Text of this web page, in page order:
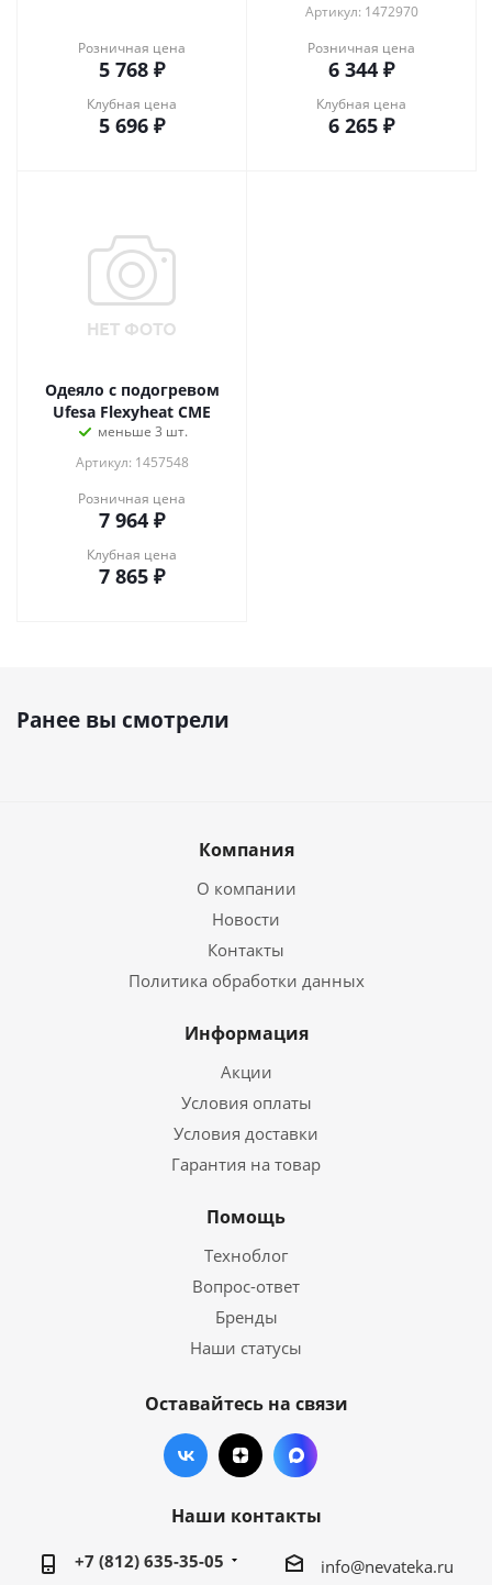
Розничная цена
5 768 ₽
Клубная цена
5 696 ₽
Артикул: 1472970
Розничная цена
6 344 ₽
Клубная цена
6 265 ₽
Одеяло с подогревом
Ufesa Flexyheat CME
меньше 3 шт.
Артикул: 1457548
Розничная цена
7 964 ₽
Клубная цена
7 865 ₽
Ранее вы смотрели
Компания
О компании
Новости
Контакты
Политика обработки данных
Информация
Акции
Условия оплаты
Условия доставки
Гарантия на товар
Помощь
Техноблог
Вопрос-ответ
Бренды
Наши статусы
Оставайтесь на связи
Наши контакты
+7 (812) 635-35-05 info@nevateka.ru